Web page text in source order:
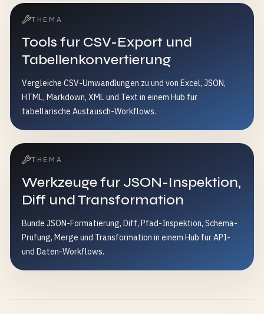
THEMA
Tools fur CSV-Export und
Tabellenkonvertierung
Vergleiche CSV-Umwandlungen zu und von Excel, JSON,
HTML, Markdown, XML und Text in einem Hub fur
tabellarische Austausch-Workflows.
THEMA
Werkzeuge fur JSON-Inspektion,
Diff und Transformation
Bunde JSON-Formatierung, Diff, Pfad-Inspektion, Schema-
Prufung, Merge und Transformation in einem Hub fur API-
und Daten-Workflows.